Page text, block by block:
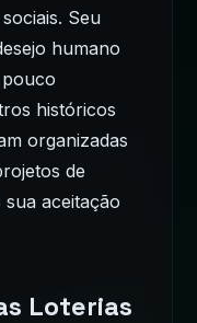
Seu
humano
históricos
organizadas
de
aceitação
Loterias